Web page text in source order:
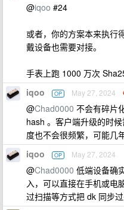
@iqoo #24
或者，你的方案本来执行
戴设备也需要对接。
手表上跑 1000 万次
iqoo OP May 27, 2024
@Chad0000 不会有碎片
hash 。客户端升级的时
度也不会很频繁，可能几
iqoo OP May 27, 2024
@Chad0000 低端设备确
入，可以直接在手机或电
过扫描等方式把 dk 同步过